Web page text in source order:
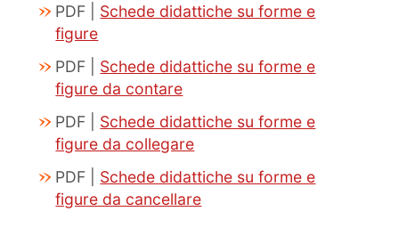
PDF | Schede didattiche su forme e
figure
PDF | Schede didattiche su forme e
figure da contare
PDF | Schede didattiche su forme e
figure da collegare
PDF | Schede didattiche su forme e
figure da cancellare